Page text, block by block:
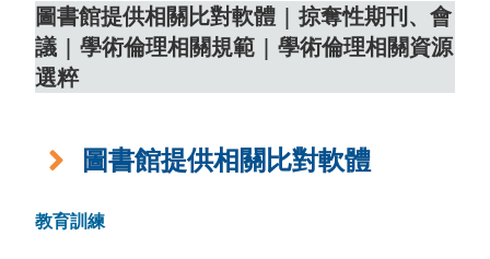
圖書館提供相關比對軟體 |掠奪性期刊、會
議 |學術倫理相關規範 |學術倫理相關資源
選粹
圖書館提供相關比對軟體
教育訓練